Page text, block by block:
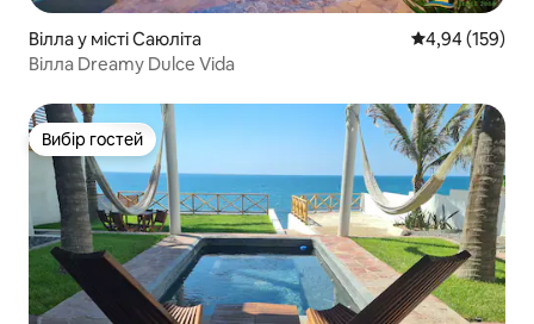
Вілла у місті Саюліта Середня
4,94 (159)
Вілла Dreamy Dulce Vida
Вибір гостей
Вибір гостей